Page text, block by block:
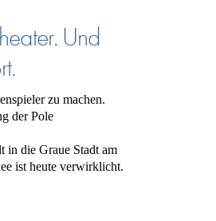
Und
zu machen.
der Pole
in die Graue Stadt am
ist heute verwirklicht.